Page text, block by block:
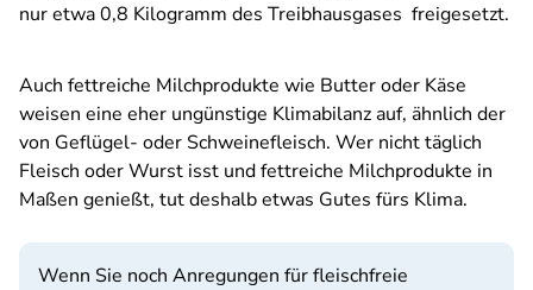
nur etwa 0,8 Kilogramm des Treibhausgases freigesetzt.
Auch fettreiche Milchprodukte wie Butter oder Käse
weisen eine eher ungünstige Klimabilanz auf, ähnlich der
von Geflügel- oder Schweinefleisch. Wer nicht täglich
Fleisch oder Wurst isst und fettreiche Milchprodukte in
Maßen genießt, tut deshalb etwas Gutes fürs Klima.
Wenn Sie noch Anregungen für fleischfreie